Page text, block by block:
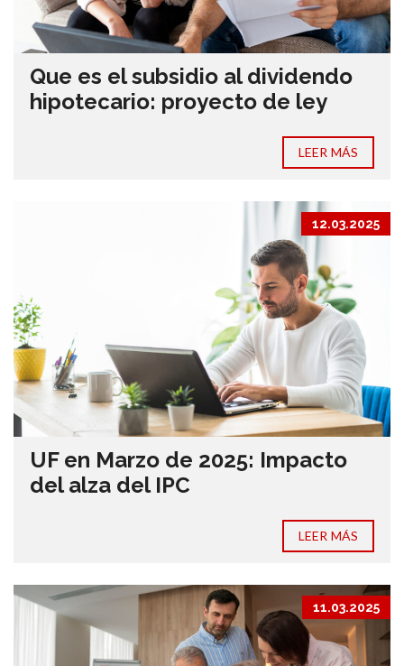
Que es el subsidio al dividendo
hipotecario: proyecto de ley
LEER MÁS
12.03.2025
UF en Marzo de 2025: Impacto
del alza del IPC
LEER MÁS
11.03.2025